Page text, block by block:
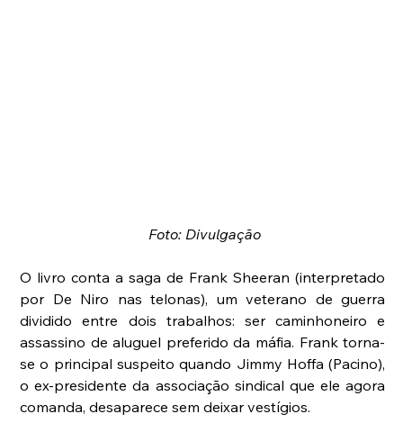
Foto: Divulgação
O livro conta a saga de Frank Sheeran (interpretado
por De Niro nas telonas), um veterano de guerra
dividido entre dois trabalhos: ser caminhoneiro e
assassino de aluguel preferido da máfia. Frank torna-
se o principal suspeito quando Jimmy Hoffa (Pacino),
o ex-presidente da associação sindical que ele agora
comanda, desaparece sem deixar vestígios.